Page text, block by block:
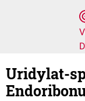
Uridylat-